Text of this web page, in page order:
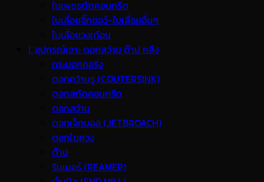
ใบเพชรตัดคอนกรีต
ใบเลื่อยจิ๊กซอว์-ใบเลื่อยอื่นๆ
ใบเลื่อยวงเดือน
I. อุปกรณ์เจาะ ดอกสว่าน ต๊าป กลึง
กระบอกคอริ่ง
ดอกคว้านรู (COUTERSINK)
ดอกสกัดคอนกรีต
ดอกสว่าน
ดอกเจ็ทบอส (JETBROACH)
ดอกไขควง
ต๊าป
รีมเมอร์ (REAMER)